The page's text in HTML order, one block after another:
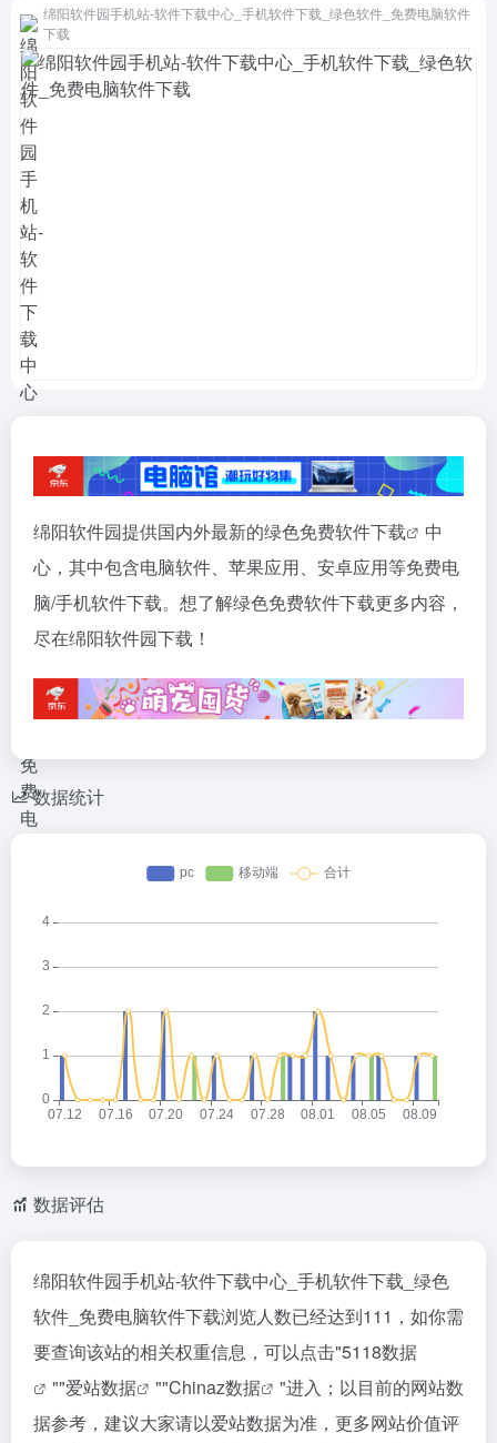
绵阳软件园手机站-软件下载中心_手机软件下载_绿色软件_免费电脑软件
下载
绵阳软件园提供国内外最新的绿色免费软件下载
中
心，其中包含电脑软件、苹果应用、安卓应用等免费电
脑/手机软件下载。想了解绿色免费软件下载更多内容，
尽在绵阳软件园下载！
数据统计
数据评估
绵阳软件园手机站-软件下载中心_手机软件下载_绿色
软件_免费电脑软件下载浏览人数已经达到111，如你需
要查询该站的相关权重信息，可以点击"5118数据
""爱站数据 ""Chinaz数据
"进入；以目前的网站数
据参考，建议大家请以爱站数据为准，更多网站价值评